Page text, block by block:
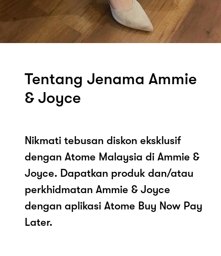
Tentang Jenama Ammie
& Joyce
Nikmati tebusan diskon eksklusif
dengan Atome Malaysia di Ammie &
Joyce. Dapatkan produk dan/atau
perkhidmatan Ammie & Joyce
dengan aplikasi Atome Buy Now Pay
Later.